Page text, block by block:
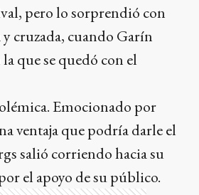
pero lo sorprendió con
cruzada, cuando Garín
que se quedó con el
Emocionado por
ventaja que podría darle el
salió corriendo hacia su
el apoyo de su público.